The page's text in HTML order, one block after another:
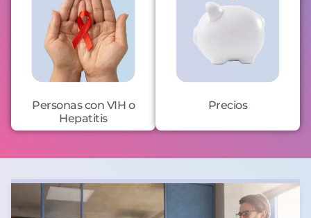
Personas con VIH o
Hepatitis
Precios